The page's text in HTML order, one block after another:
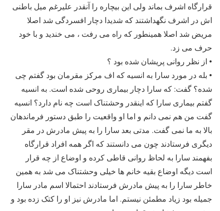
قرارگاه اشرف بماند ولی این بیچاره را آنقدر علیرغم میل باطنی
اش در اشرف نگهداشتند که شدیدا دچار افسردگی شد اصلا
مریض شد اصلا همینطور که راه می رفت ، می خندید و با خود
حرف می زد.
• از نظر روانی پریشان شده بود ؟
• بله در مورد سارا به انسیه که اف مرکز مقرمان بود گفتم چی
شده؟ گفت: که سارا دچار بیماری روحی شده است. به انسیه
گفتم بیماری سارا که اینقدر وحشتناک است چه نام دارد؟ انسیه
گفت من هم نمی دانم و اما او واقعیت را طبق دستور فرماندهان
بالا به ما نمی گفت. مدتی بعد سارا را به پیش مادرش در مقر
دیگری فرستادند چون می دانستند که اگر همه افراد قرارگاه
بفهمند سارا به لحاظ روانی قاطی کرده و اوضاع از چه قرار
است دیگه اوضاع بقیه خانم ها خیلی وحشتناک می شد به همین
خاطر سارا را به پیش مادرش فرستادند احتمالا اسم مادر سارا
جمیله بود زیاد مطمئن نیستم. اما مادرش نیز او را کتک زده بود و